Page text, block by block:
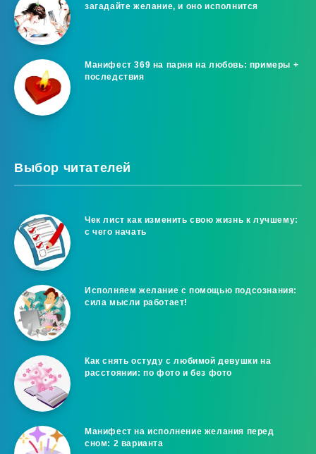
загадайте желание, и оно исполнится
Манифест 369 на парня на любовь: примеры +
последствия
Выбор читателей
Чек лист как изменить свою жизнь к лучшему:
с чего начать
Исполняем желание с помощью подсознания:
сила мысли работает!
Как снять остуду с любимой девушки на
расстоянии: по фото и без фото
Манифест на исполнение желания перед
сном: 2 варианта